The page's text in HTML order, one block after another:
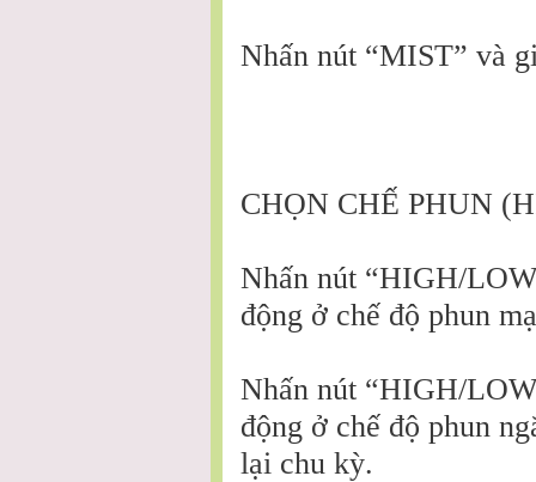
Nhấn nút “MIST” và
CHỌN CHẾ PHUN
Nhấn nút “HIGH/
động ở chế độ phun
Nhấn nút “HIGH/
động ở chế độ phun
lại chu kỳ.